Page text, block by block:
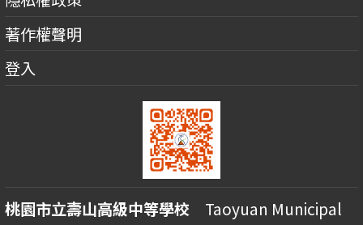
著作權聲明
登入
桃園市立壽山高級中等學校 Taoyuan Municipal